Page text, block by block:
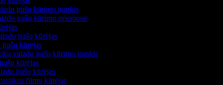
įrašų kūrimo įrankis
įrašų kūrimo priemonė
įrašų kūrėjas
įrašų kūrėjas
vaizdo įrašų kūrimo įrankis
kūrėjas
įrašų kūrėjas
filmų kūrėjas